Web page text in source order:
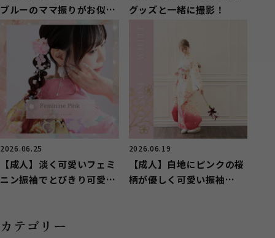
ブルーのママ振りがお似合
いのお嬢様【長泉町】
グッズと一緒に撮影！
2026.06.25
【成人】淡く可愛いフェミ
ニン振袖でとびきり可愛
2026.06.19
【成人】白地にピンクの桜
柄が優しく可愛い振袖
カテゴリー